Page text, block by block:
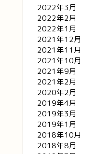
2022年3月
2022年2月
2022年1月
2021年12月
2021年11月
2021年10月
2021年9月
2021年2月
2020年2月
2019年4月
2019年3月
2019年1月
2018年10月
2018年8月